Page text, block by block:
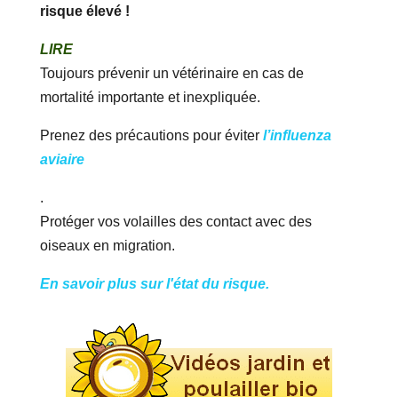
risque élevé !
LIRE
Toujours prévenir un vétérinaire en cas de
mortalité importante et inexpliquée.
Prenez des précautions pour éviter l’influenza
aviaire
.
Protéger vos volailles des contact avec des
oiseaux en migration.
En savoir plus sur l'état du risque.